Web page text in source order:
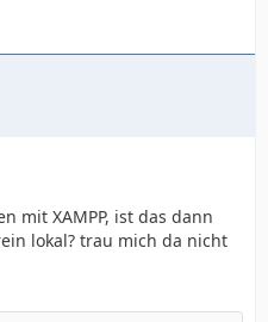
mit XAMPP, ist das dann
lokal? trau mich da nicht